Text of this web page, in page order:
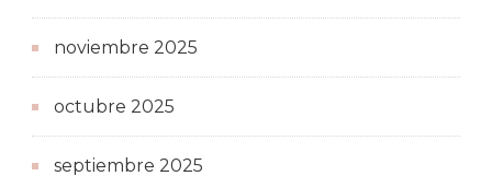
noviembre 2025
octubre 2025
septiembre 2025